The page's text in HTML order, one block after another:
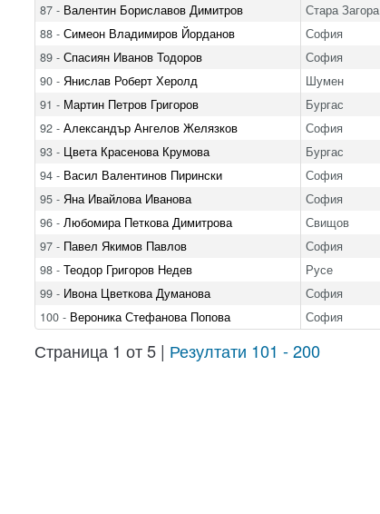
87 - Валентин Бориславов Димитров Стара Загора
88 - Симеон Владимиров Йорданов София
89 - Спасиян Иванов Тодоров София
90 - Янислав Роберт Херолд Шумен
91 - Мартин Петров Григоров Бургас
92 - Александър Ангелов Желязков София
93 - Цвета Красенова Крумова Бургас
94 - Васил Валентинов Пирински София
95 - Яна Ивайлова Иванова София
96 - Любомира Петкова Димитрова Свищов
97 - Павел Якимов Павлов София
98 - Теодор Григоров Недев Русе
99 - Ивона Цветкова Думанова София
100 - Вероника Стефанова Попова София
Страница 1 от 5 | Резултати 101 - 200